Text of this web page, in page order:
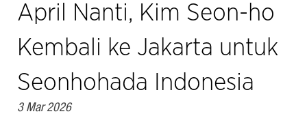
April Nanti, Kim Seon-ho
Kembali ke Jakarta untuk
Seonhohada Indonesia
3 Mar 2026